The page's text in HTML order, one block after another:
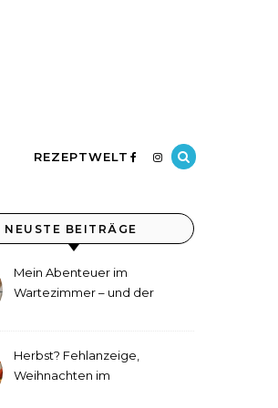
REZEPTWELT
NEUSTE BEITRÄGE
Mein Abenteuer im
Wartezimmer – und der
Herbst? Fehlanzeige,
Weihnachten im